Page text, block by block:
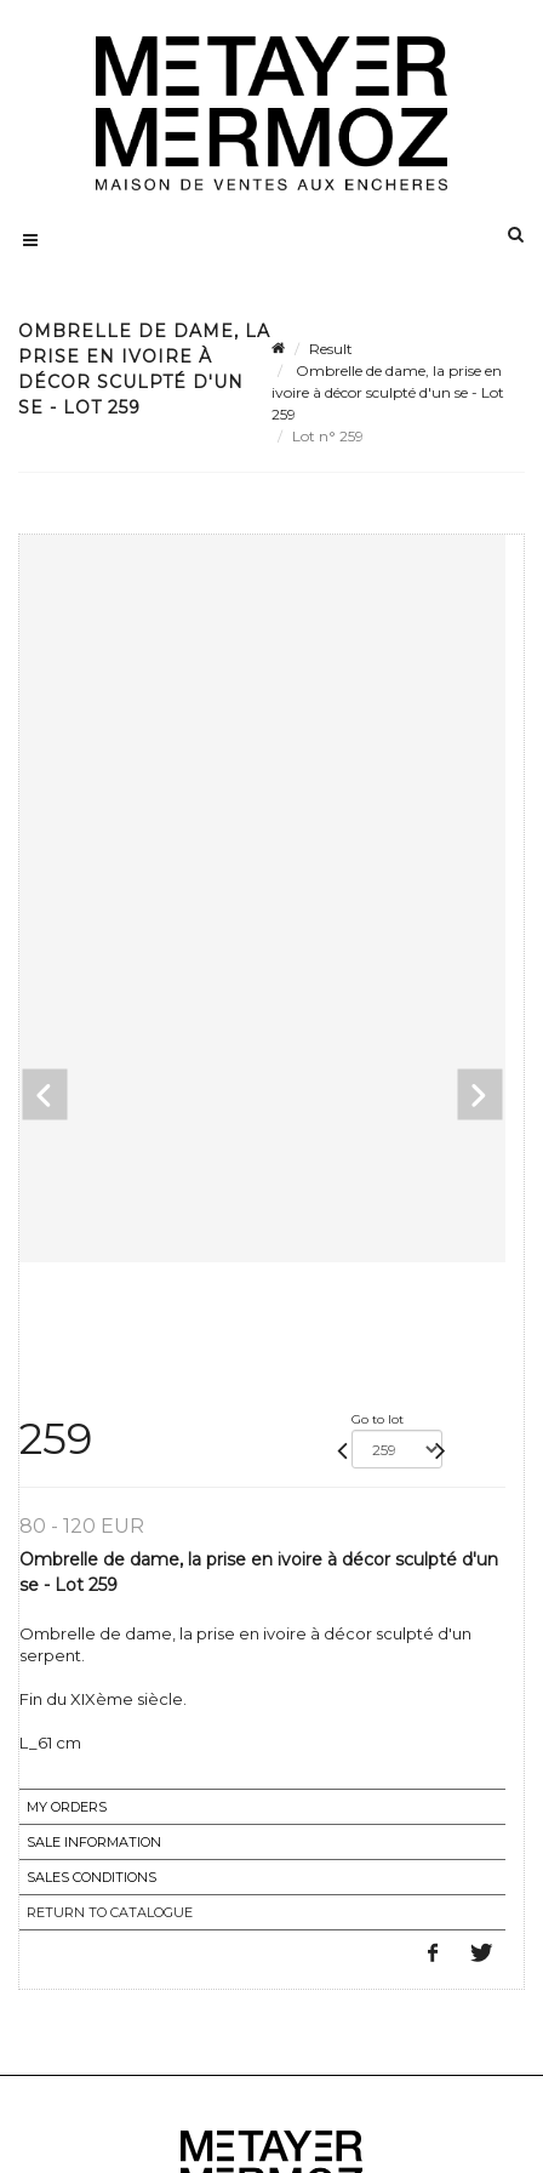
OMBRELLE DE DAME, LA
PRISE EN IVOIRE À
DÉCOR SCULPTÉ D'UN
SE - LOT 259
Result
Ombrelle de dame, la prise en
ivoire à décor sculpté d'un se - Lot
259
Lot n° 259
259 Go to lot
80 - 120 EUR
Ombrelle de dame, la prise en ivoire à décor sculpté d'un
se - Lot 259
Ombrelle de dame, la prise en ivoire à décor sculpté d'un
serpent.
Fin du XIXème siècle.
L_61 cm
MY ORDERS
SALE INFORMATION
SALES CONDITIONS
RETURN TO CATALOGUE